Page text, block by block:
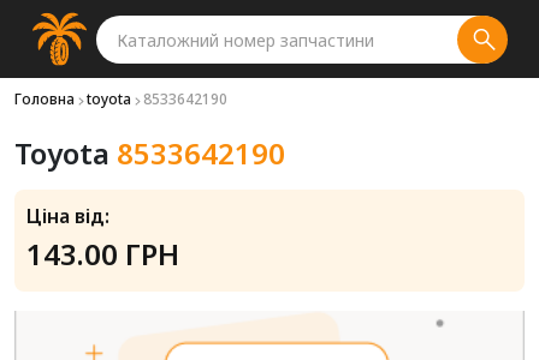
Головна toyota 8533642190
Toyota 8533642190
Ціна від:
143.00 ГРН